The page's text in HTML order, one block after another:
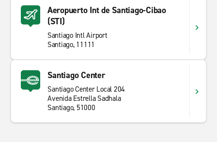
Aeropuerto Int de Santiago-Cibao
(STI)
Santiago Intl Airport
Santiago, 11111
Santiago Center
Santiago Center Local 204
Avenida Estrella Sadhala
Santiago, 51000